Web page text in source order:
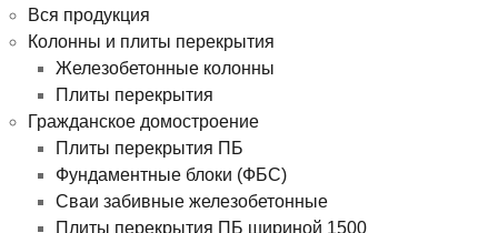
Вся продукция
Колонны и плиты перекрытия
Железобетонные колонны
Плиты перекрытия
Гражданское домостроение
Плиты перекрытия ПБ
Фундаментные блоки (ФБС)
Сваи забивные железобетонные
Плиты перекрытия ПБ шириной 1500